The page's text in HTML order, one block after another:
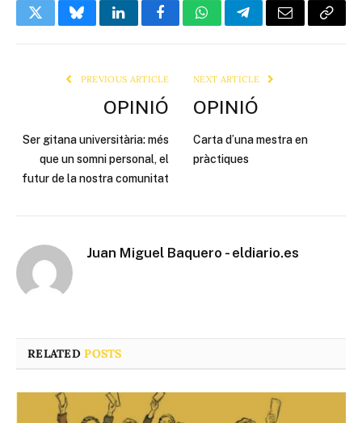
TwitterBlueskyLinkedInFacebookWhatsAppTelegramEmail Copy
PREVIOUS ARTICLE
OPINIÓ
Ser gitana universitària: més
que un somni personal, el
futur de la nostra comunitat
NEXT ARTICLE
OPINIÓ
Carta d’una mestra en
pràctiques
Juan Miguel Baquero - eldiario.es
RELATEDPOSTS